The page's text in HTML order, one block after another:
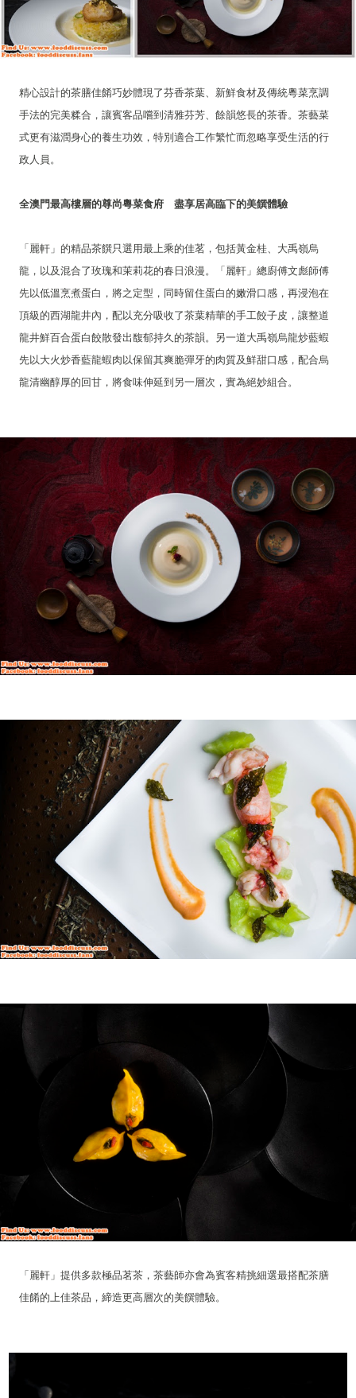
精心設計的茶膳佳餚巧妙體現了芬香茶葉、新鮮食材及傳統粵菜烹調
手法的完美糅合，讓賓客品嚐到清雅芬芳、餘韻悠長的茶香。茶藝菜
式更有滋潤身心的養生功效，特別適合工作繁忙而忽略享受生活的行
政人員。
全澳門最高樓層的尊尚粵菜食府 盡享居高臨下的美饌體驗
「麗軒」的精品茶饌只選用最上乘的佳茗，包括黃金桂、大禹嶺烏
龍，以及混合了玫瑰和茉莉花的春日浪漫。「麗軒」總廚傅文彪師傅
先以低溫烹煮蛋白，將之定型，同時留住蛋白的嫩滑口感，再浸泡在
頂級的西湖龍井內，配以充分吸收了茶葉精華的手工餃子皮，讓整道
龍井鮮百合蛋白餃散發出馥郁持久的茶韻。另一道大禹嶺烏龍炒藍蝦
先以大火炒香藍龍蝦肉以保留其爽脆彈牙的肉質及鮮甜口感，配合烏
龍清幽醇厚的回甘，將食味伸延到另一層次，實為絕妙組合。
「麗軒」提供多款極品茗茶，茶藝師亦會為賓客精挑細選最搭配茶膳
佳餚的上佳茶品，締造更高層次的美饌體驗。